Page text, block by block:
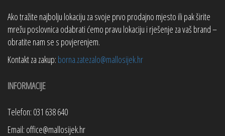
Ako tražite najbolju lokaciju za svoje prvo prodajno mjesto ili pak širite
mrežu poslovnica odabrati ćemo pravu lokaciju i rješenje za vaš brand –
obratite nam se s povjerenjem.
Kontakt za zakup: borna.zatezalo@mallosijek.hr
INFORMACIJE
Telefon: 031 638 640
Email: office@mallosijek.hr